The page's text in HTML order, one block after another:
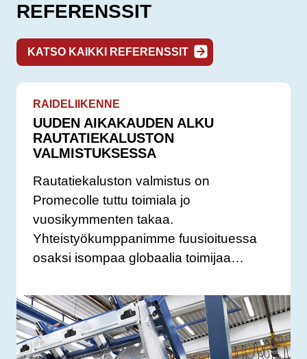
REFERENSSIT
KATSO KAIKKI REFERENSSIT
RAIDELIIKENNE
UUDEN AIKAKAUDEN ALKU
RAUTATIEKALUSTON
VALMISTUKSESSA
Rautatiekaluston valmistus on
Promecolle tuttu toimiala jo
vuosikymmenten takaa.
Yhteistyökumppanimme fuusioituessa
osaksi isompaa globaalia toimijaa…